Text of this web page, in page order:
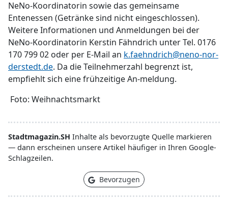
NeNo-Koordinatorin sowie das gemeinsame
Entenessen (Getränke sind nicht eingeschlossen).
Weitere Informationen und Anmeldungen bei der
NeNo-Koordinatorin Kerstin Fähndrich unter Tel. 0176
170 799 02 oder per E-Mail an k.faehndrich@neno-nor-
derstedt.de. Da die Teilnehmerzahl begrenzt ist,
empfiehlt sich eine frühzeitige An-meldung.
Foto: Weihnachtsmarkt
Stadtmagazin.SH Inhalte als bevorzugte Quelle markieren
— dann erscheinen unsere Artikel häufiger in Ihren Google-
Schlagzeilen.
Bevorzugen